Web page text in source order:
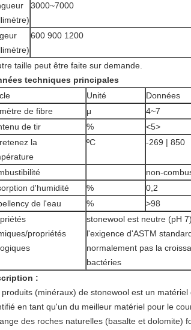
3000~7000
600 900 1200
taille peut être faite sur demande.
techniques principales
Unité Données
de fibre
μ
4~7
de tir
%
<5>
la
ºC -269 | 850
non-
d'humidité
% 0,2
de l'eau
% >98
propriétés
stonewool est neutre (pH
l'exigence d'ASTM
normalement pas la
bactéries
:
produits (minéraux) de stonewool est un
en tant qu'un du meilleur matériel pour le
des roches naturelles (basalte et dolomite)